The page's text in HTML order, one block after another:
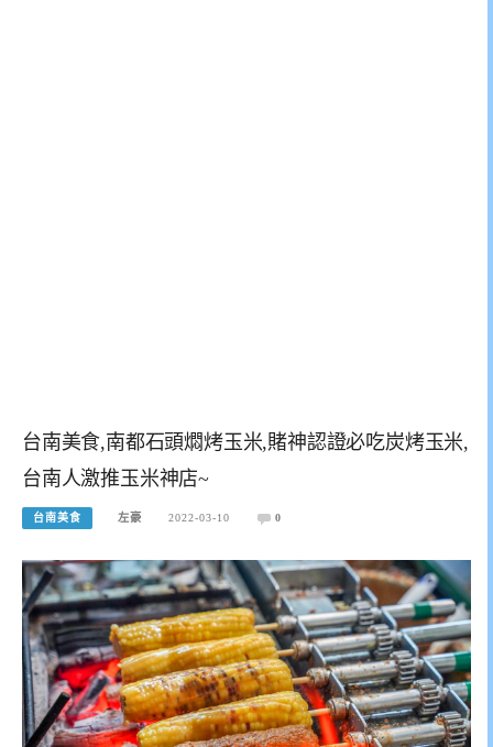
台南美食,南都石頭燜烤玉米,賭神認證必吃炭烤玉米,
台南人激推玉米神店~
台南美食 左豪 2022-03-10 0